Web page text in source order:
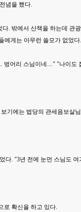
념을 했다.
. 밖에서 산책을 하는데 관
에게는 아무런 쓸모가 없었다.
어리 스님이네...." "나이도
기에는 법당의 관세음보살
다. "3년 전에 눈먼 스님도
로 확신을 하고 있다.